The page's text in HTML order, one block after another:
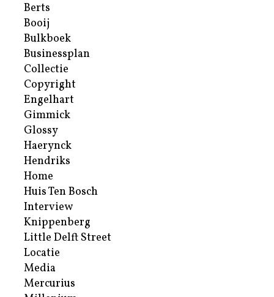
Berts
Booij
Bulkboek
Businessplan
Collectie
Copyright
Engelhart
Gimmick
Glossy
Haerynck
Hendriks
Home
Huis Ten Bosch
Interview
Knippenberg
Little Delft Street
Locatie
Media
Mercurius